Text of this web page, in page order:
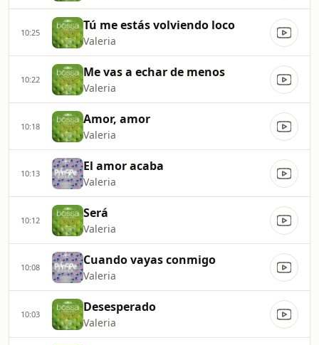
10:25 Tú me estás volviendo loco
Valeria
10:22 Me vas a echar de menos
Valeria
10:18 Amor, amor
Valeria
10:13 El amor acaba
Valeria
10:12 Será
Valeria
10:08 Cuando vayas conmigo
Valeria
10:03 Desesperado
Valeria